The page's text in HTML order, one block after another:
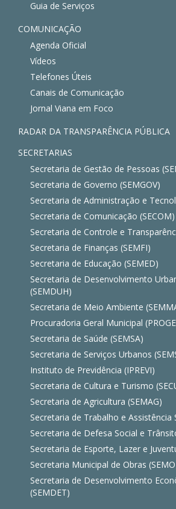
Guia de Serviços
COMUNICAÇÃO
Agenda Oficial
Vídeos
Telefones Úteis
Canais de Comunicação
Jornal Viana em Foco
RADAR DA TRANSPARÊNCIA PÚBLICA
SECRETARIAS
Secretaria de Gestão de Pessoas
Secretaria de Governo (SEMGOV)
Secretaria de Administração e
Secretaria de Comunicação (SECOM)
Secretaria de Controle e
Secretaria de Finanças (SEMFI)
Secretaria de Educação (SEMED)
Secretaria de Desenvolvimento
(SEMDUH)
Secretaria de Meio Ambiente
Procuradoria Geral Municipal
Secretaria de Saúde (SEMSA)
Secretaria de Serviços Urbanos
Instituto de Previdência (IPREVI)
Secretaria de Cultura e Turismo
Secretaria de Agricultura (SEMAG)
Secretaria de Trabalho e Assistência
Secretaria de Defesa Social e
Secretaria de Esporte, Lazer e
Secretaria Municipal de Obras
Secretaria de Desenvolvimento
(SEMDET)